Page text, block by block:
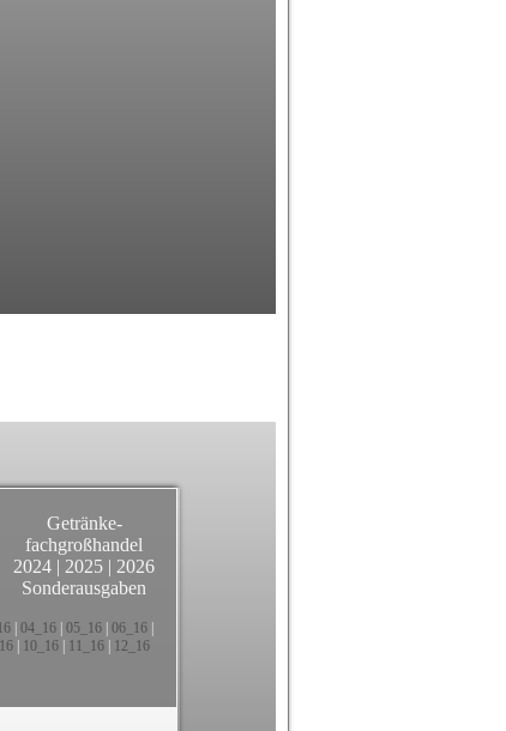
Getränke-
fachgroßhandel
2024 | 2025 | 2026
Sonderausgaben
| 04_16| 05_16| 06_16|
10_16 11_16 12_16